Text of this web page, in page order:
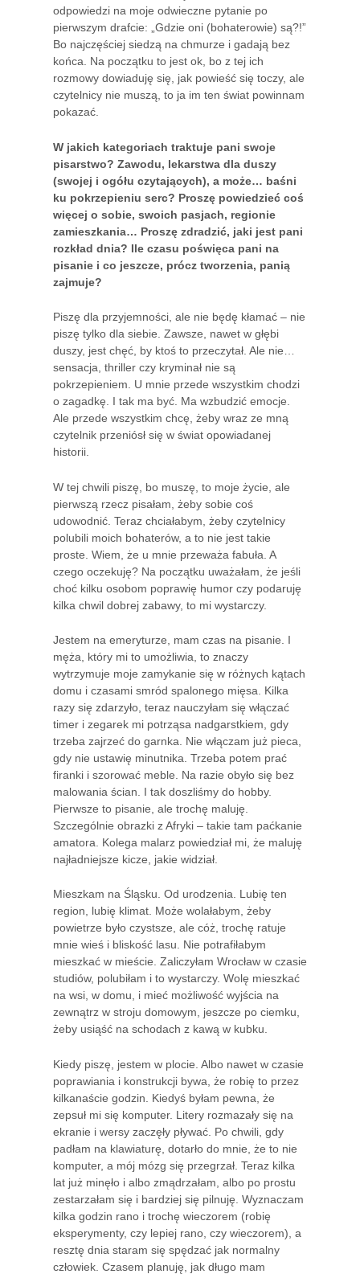
odpowiedzi na moje odwieczne pytanie po
pierwszym drafcie: „Gdzie oni (bohaterowie) są?!”
Bo najczęściej siedzą na chmurze i gadają bez
końca. Na początku to jest ok, bo z tej ich
rozmowy dowiaduję się, jak powieść się toczy, ale
czytelnicy nie muszą, to ja im ten świat powinnam
pokazać.
W jakich kategoriach traktuje pani swoje
pisarstwo? Zawodu, lekarstwa dla duszy
(swojej i ogółu czytających), a może… baśni
ku pokrzepieniu serc? Proszę powiedzieć coś
więcej o sobie, swoich pasjach, regionie
zamieszkania… Proszę zdradzić, jaki jest pani
rozkład dnia? Ile czasu poświęca pani na
pisanie i co jeszcze, prócz tworzenia, panią
zajmuje?
Piszę dla przyjemności, ale nie będę kłamać – nie
piszę tylko dla siebie. Zawsze, nawet w głębi
duszy, jest chęć, by ktoś to przeczytał. Ale nie…
sensacja, thriller czy kryminał nie są
pokrzepieniem. U mnie przede wszystkim chodzi
o zagadkę. I tak ma być. Ma wzbudzić emocje.
Ale przede wszystkim chcę, żeby wraz ze mną
czytelnik przeniósł się w świat opowiadanej
historii.
W tej chwili piszę, bo muszę, to moje życie, ale
pierwszą rzecz pisałam, żeby sobie coś
udowodnić. Teraz chciałabym, żeby czytelnicy
polubili moich bohaterów, a to nie jest takie
proste. Wiem, że u mnie przeważa fabuła. A
czego oczekuję? Na początku uważałam, że jeśli
choć kilku osobom poprawię humor czy podaruję
kilka chwil dobrej zabawy, to mi wystarczy.
Jestem na emeryturze, mam czas na pisanie. I
męża, który mi to umożliwia, to znaczy
wytrzymuje moje zamykanie się w różnych kątach
domu i czasami smród spalonego mięsa. Kilka
razy się zdarzyło, teraz nauczyłam się włączać
timer i zegarek mi potrząsa nadgarstkiem, gdy
trzeba zajrzeć do garnka. Nie włączam już pieca,
gdy nie ustawię minutnika. Trzeba potem prać
firanki i szorować meble. Na razie obyło się bez
malowania ścian. I tak doszliśmy do hobby.
Pierwsze to pisanie, ale trochę maluję.
Szczególnie obrazki z Afryki – takie tam paćkanie
amatora. Kolega malarz powiedział mi, że maluję
najładniejsze kicze, jakie widział.
Mieszkam na Śląsku. Od urodzenia. Lubię ten
region, lubię klimat. Może wolałabym, żeby
powietrze było czystsze, ale cóż, trochę ratuje
mnie wieś i bliskość lasu. Nie potrafiłabym
mieszkać w mieście. Zaliczyłam Wrocław w czasie
studiów, polubiłam i to wystarczy. Wolę mieszkać
na wsi, w domu, i mieć możliwość wyjścia na
zewnątrz w stroju domowym, jeszcze po ciemku,
żeby usiąść na schodach z kawą w kubku.
Kiedy piszę, jestem w plocie. Albo nawet w czasie
poprawiania i konstrukcji bywa, że robię to przez
kilkanaście godzin. Kiedyś byłam pewna, że
zepsuł mi się komputer. Litery rozmazały się na
ekranie i wersy zaczęły pływać. Po chwili, gdy
padłam na klawiaturę, dotarło do mnie, że to nie
komputer, a mój mózg się przegrzał. Teraz kilka
lat już minęło i albo zmądrzałam, albo po prostu
zestarzałam się i bardziej się pilnuję. Wyznaczam
kilka godzin rano i trochę wieczorem (robię
eksperymenty, czy lepiej rano, czy wieczorem), a
resztę dnia staram się spędzać jak normalny
człowiek. Czasem planuję, jak długo mam